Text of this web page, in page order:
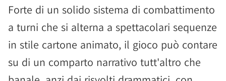
Forte di un solido sistema di combattimento
a turni che si alterna a spettacolari sequenze
in stile cartone animato, il gioco può contare
su di un comparto narrativo tutt'altro che